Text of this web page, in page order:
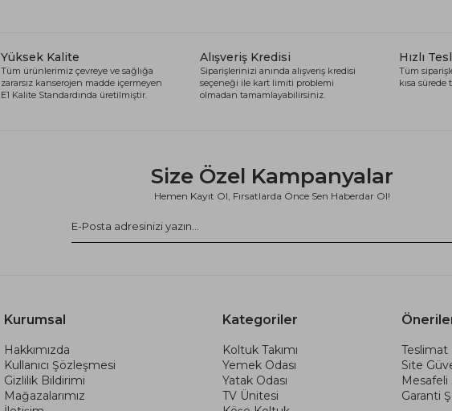
Yüksek Kalite
Tüm ürünlerimiz çevreye ve sağlığa
zararsız kanserojen madde içermeyen
E1 Kalite Standardında üretilmiştir.
Alışveriş Kredisi
Siparişlerinizi anında alışveriş kredisi
seçeneği ile kart limiti problemi
olmadan tamamlayabilirsiniz.
Hızlı
Tüm
kısa sürede
Size Özel Kampanyalar
Hemen Kayıt Ol, Fırsatlarda Önce Sen Haberdar Ol!
Kurumsal
Hakkımızda
Kullanıcı Şözleşmesi
Gizlilik Bildirimi
Mağazalarımız
Kategoriler
Koltuk Takımı
Yemek Odası
Yatak Odası
TV Ünitesi
Teslimat
Site
Mesafeli
Garanti